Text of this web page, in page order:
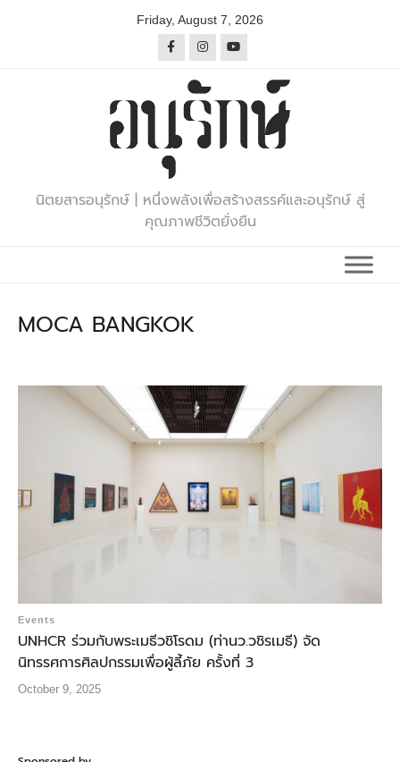
Friday, August 7, 2026
นิตยสารอนุรักษ์ | หนึ่งพลังเพื่อสร้างสรรค์และอนุรักษ์ สู่
คุณภาพชีวิตยั่งยืน
MOCA BANGKOK
Events
UNHCR ร่วมกับพระเมธีวชิโรดม (ท่านว.วชิรเมธี) จัด
นิทรรศการศิลปกรรมเพื่อผู้ลี้ภัย ครั้งที่ 3
October 9, 2025